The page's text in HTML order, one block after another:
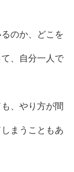
のか、どこを
、自分一人で
、やり方が間
まうこともあ